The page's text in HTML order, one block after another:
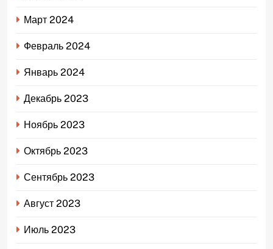
Март 2024
Февраль 2024
Январь 2024
Декабрь 2023
Ноябрь 2023
Октябрь 2023
Сентябрь 2023
Август 2023
Июль 2023